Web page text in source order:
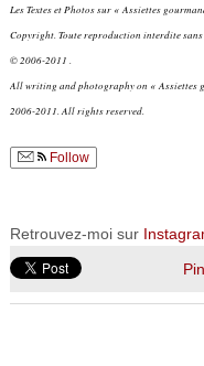
Les Textes et Photos sur « Assiettes
Copyright. Toute reproduction interdite sans
© 2006-2011 .
All writing and photography on « Assiettes
2006-2011. All rights reserved.
Follow
Retrouvez-moi sur